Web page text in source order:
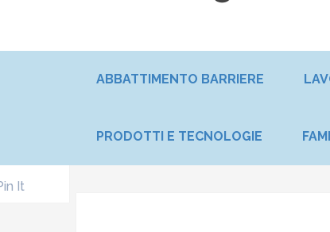
ABBATTIMENTO BARRIERE
PRODOTTI E TECNOLOGIE
It